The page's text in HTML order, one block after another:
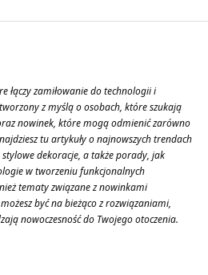
łączy zamiłowanie do technologii i
z myślą o osobach, które szukają
nowinek, które mogą odmienić zarówno
tu artykuły o najnowszych trendach
dekoracje, a także porady, jak
w tworzeniu funkcjonalnych
tematy związane z nowinkami
być na bieżąco z rozwiązaniami,
nowoczesność do Twojego otoczenia.